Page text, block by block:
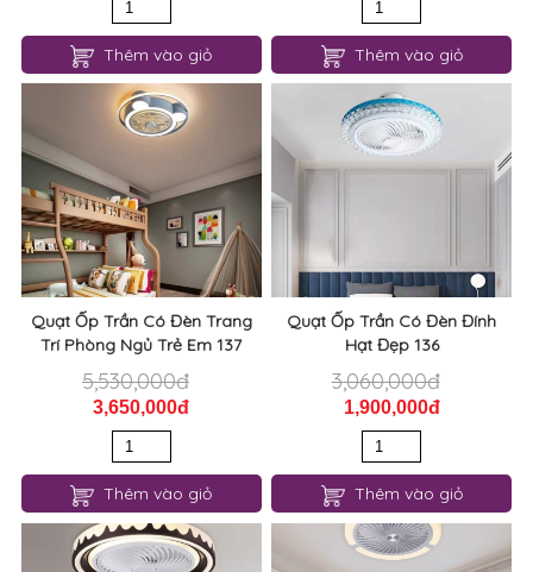
Thêm vào giỏ Thêm vào giỏ
Quạt Ốp Trần Có Đèn Trang
Trí Phòng Ngủ Trẻ Em 137
5,530,000đ
3,650,000đ
Thêm vào giỏ
Quạt Ốp Trần Có Đèn Đính
Hạt Đẹp 136
3,060,000đ
1,900,000đ
Thêm vào giỏ